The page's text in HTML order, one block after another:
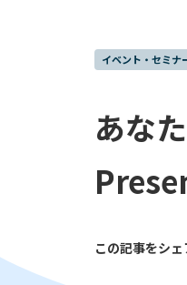
イベント・セミナ
あな
この記事をシェ